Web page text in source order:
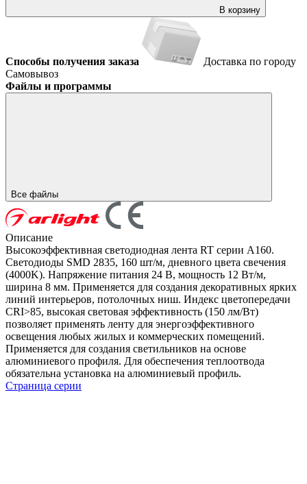
В корзину
Способы получения заказа
Доставка по городу
Самовывоз
Файлы и программы
Все файлы
Описание
Высокоэффективная светодиодная лента RT серии A160.
Светодиоды SMD 2835, 160 шт/м, дневного цвета свечения
(4000K). Напряжение питания 24 В, мощность 12 Вт/м,
ширина 8 мм. Применяется для создания декоративных ярких
линий интерьеров, потолочных ниш. Индекс цветопередачи
CRI>85, высокая световая эффективность (150 лм/Вт)
позволяет применять ленту для энергоэффективного
освещения любых жилых и коммерческих помещений.
Применяется для создания светильников на основе
алюминиевого профиля. Для обеспечения теплоотвода
обязательна установка на алюминиевый профиль.
Страница серии